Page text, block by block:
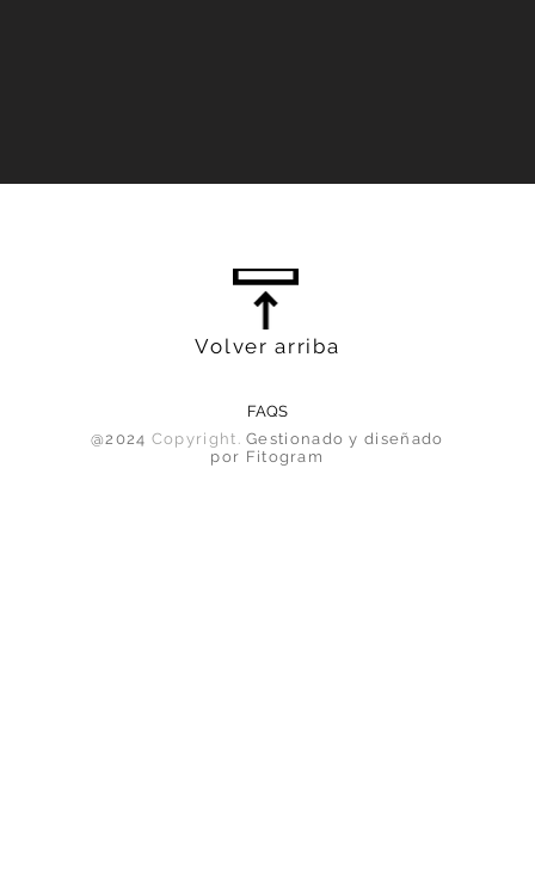
Volver arriba
@2024 Copyright.Gestionado y diseñado
por Fitogram
FAQS